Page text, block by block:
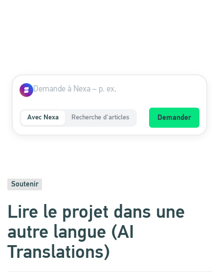
Avec Nexa Recherche d'articles Demander
Soutenir
Lire le projet dans une
autre langue (AI
Translations)